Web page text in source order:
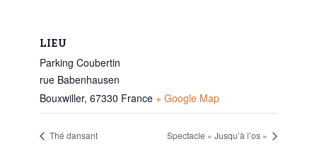
LIEU
Parking Coubertin
rue Babenhausen
Bouxwiller, 67330 France + Google Map
Thé dansant Spectacle « Jusqu’à l’os »